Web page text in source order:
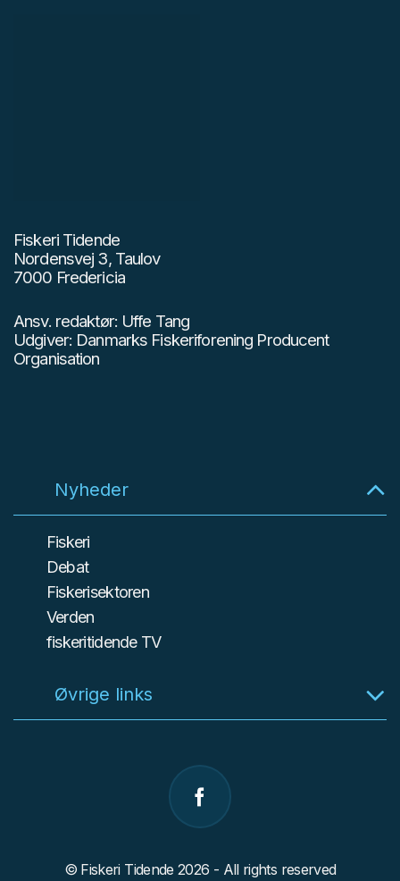
Fiskeri Tidende
Nordensvej 3, Taulov
7000 Fredericia
Ansv. redaktør: Uffe Tang
Udgiver: Danmarks Fiskeriforening Producent
Organisation
Nyheder
Fiskeri
Debat
Fiskerisektoren
Verden
fiskeritidende TV
Øvrige links
© Fiskeri Tidende 2026 - All rights reserved